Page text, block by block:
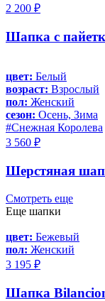
2 200 ₽
Шапка с
цвет: Белый
возраст: Взрослый
пол: Женский
сезон: Осень, Зима
#Снежная Королева
3 560 ₽
Шерстяная
Смотреть еще
Еще шапки
цвет: Бежевый
пол: Женский
3 195 ₽
Шапка